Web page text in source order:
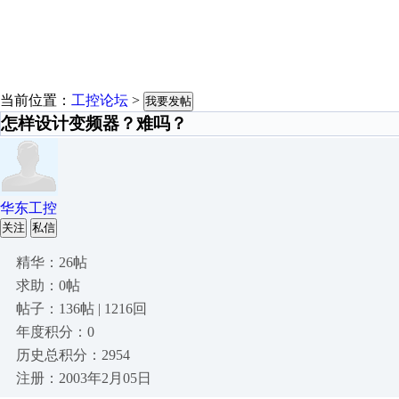
当前位置： 工控论坛 > 我要发帖
怎样设计变频器？难吗？
华东工控
关注 私信
精华：26帖
求助：0帖
帖子：136帖 | 1216回
年度积分：0
历史总积分：2954
注册：2003年2月05日